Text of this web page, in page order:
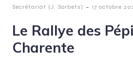
Secrétariat (J. Sorbets) - 17 octobre
Le Rallye des
Charente